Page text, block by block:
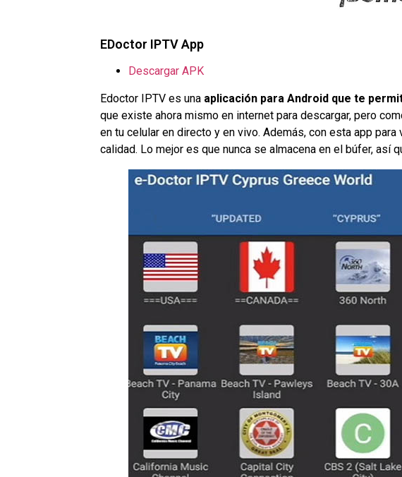
EDoctor IPTV App
Descargar APK
Edoctor IPTV es una aplicación para Android que te
que existe ahora mismo en internet para descargar, pero
en tu celular en directo y en vivo. Además, con esta app
calidad. Lo mejor es que nunca se almacena en el búfer, así